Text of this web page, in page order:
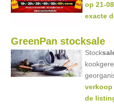
op 21-
exacte
GreenPan stocksale
Stock
verkoop
de